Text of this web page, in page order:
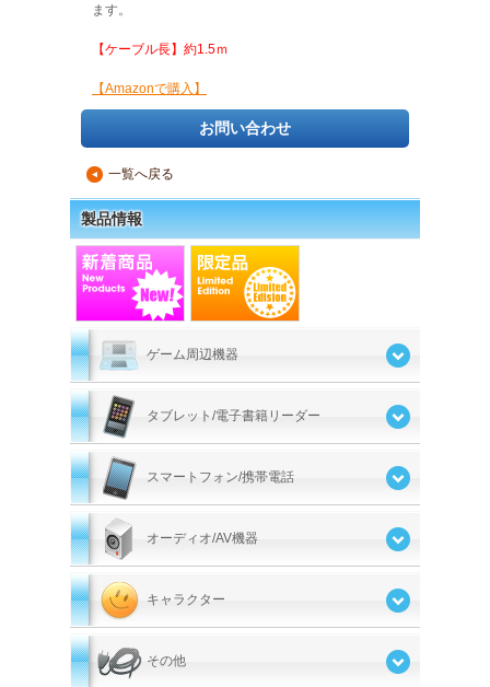
ます。
【ケーブル長】約1.5ｍ
【Amazonで購入】
お問い合わせ
▲ 一覧へ戻る
製品情報
ゲーム周辺機器
タブレット/電子書籍リーダー
スマートフォン/携帯電話
オーディオ/AV機器
キャラクター
その他